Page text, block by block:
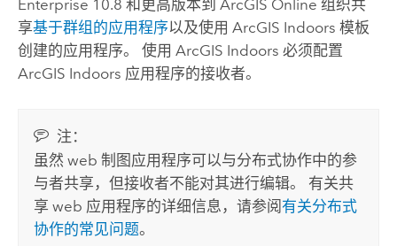
Enterprise 10.8 和更高版本到 ArcGIS Online 组织共
享基于群组的应用程序以及使用 ArcGIS Indoors 模板
创建的应用程序。 使用 ArcGIS Indoors 必须配置
ArcGIS Indoors 应用程序的接收者。
注：
虽然 web 制图应用程序可以与分布式协作中的参
与者共享，但接收者不能对其进行编辑。 有关共
享 web 应用程序的详细信息，请参阅 有关分布式
协作的常见问题。